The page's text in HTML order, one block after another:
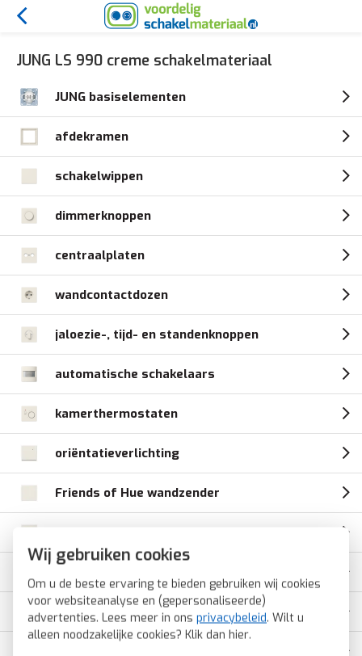
Wij gebruiken cookies
Om u de beste ervaring te bieden gebruiken wij cookies
voor websiteanalyse en (gepersonaliseerde)
advertenties. Lees meer in ons privacybeleid. Wilt u
alleen noodzakelijke cookies? Klik dan hier.
JUNG LS 990 creme schakelmateriaal
JUNG basiselementen
afdekramen
schakelwippen
dimmerknoppen
centraalplaten
wandcontactdozen
jaloezie-, tijd- en standenknoppen
automatische schakelaars
kamerthermostaten
oriëntatieverlichting
Friends of Hue wandzender
inbouwradio